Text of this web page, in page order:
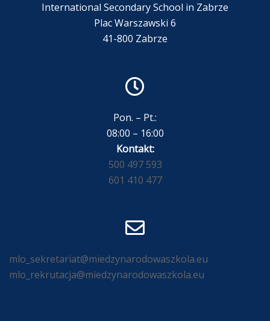
International Secondary School in Zabrze
Plac Warszawski 6
41-800 Zabrze
Pon. – Pt.:
08:00 – 16:00
Kontakt:
500 497 593
601 410 477
mlo_sekretariat@miedzynarodowaszkola.eu
mlo_rekrutacja@miedzynarodowaszkola.eu